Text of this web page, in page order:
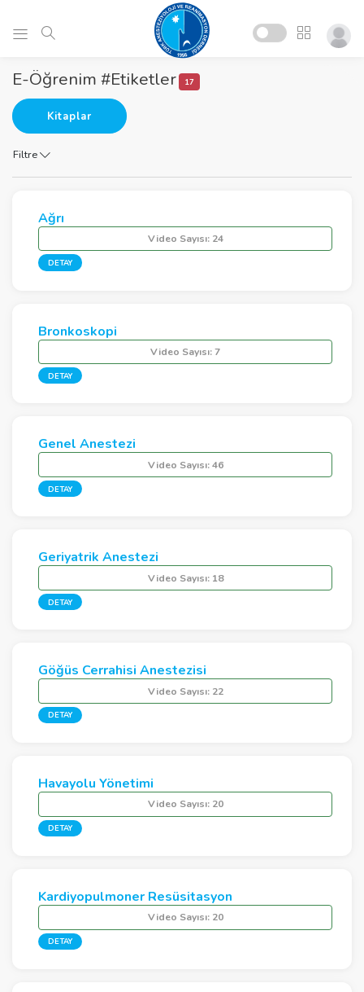
E-Öğrenim #Etiketler 17
Kitaplar
Filtre
Ağrı
Video Sayısı:24
DETAY
Bronkoskopi
Video Sayısı:7
DETAY
Genel Anestezi
Video Sayısı:46
DETAY
Geriyatrik Anestezi
Video Sayısı:18
DETAY
Göğüs Cerrahisi Anestezisi
Video Sayısı:22
DETAY
Havayolu Yönetimi
Video Sayısı:20
DETAY
Kardiyopulmoner Resüsitasyon
Video Sayısı:20
DETAY